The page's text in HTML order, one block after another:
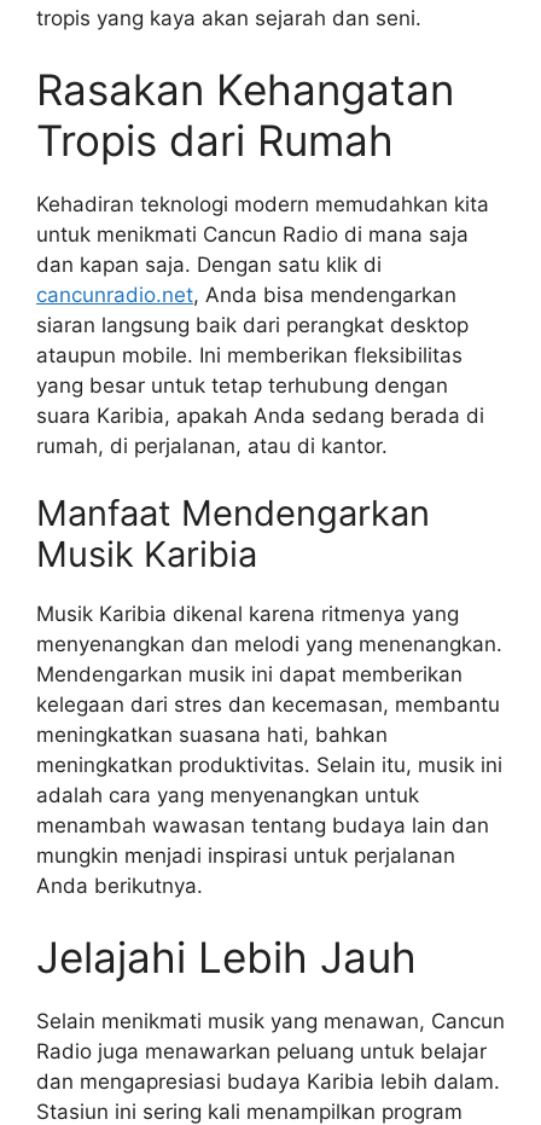
tropis yang kaya akan sejarah dan seni.
Rasakan Kehangatan
Tropis dari Rumah
Kehadiran teknologi modern memudahkan kita
untuk menikmati Cancun Radio di mana saja
dan kapan saja. Dengan satu klik di
cancunradio.net, Anda bisa mendengarkan
siaran langsung baik dari perangkat desktop
ataupun mobile. Ini memberikan fleksibilitas
yang besar untuk tetap terhubung dengan
suara Karibia, apakah Anda sedang berada di
rumah, di perjalanan, atau di kantor.
Manfaat Mendengarkan
Musik Karibia
Musik Karibia dikenal karena ritmenya yang
menyenangkan dan melodi yang menenangkan.
Mendengarkan musik ini dapat memberikan
kelegaan dari stres dan kecemasan, membantu
meningkatkan suasana hati, bahkan
meningkatkan produktivitas. Selain itu, musik ini
adalah cara yang menyenangkan untuk
menambah wawasan tentang budaya lain dan
mungkin menjadi inspirasi untuk perjalanan
Anda berikutnya.
Jelajahi Lebih Jauh
Selain menikmati musik yang menawan, Cancun
Radio juga menawarkan peluang untuk belajar
dan mengapresiasi budaya Karibia lebih dalam.
Stasiun ini sering kali menampilkan program